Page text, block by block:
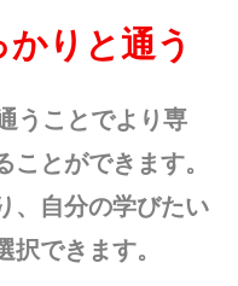
りと通う
うことでより専
ことができます。
、⾃分の学びたい
できます。